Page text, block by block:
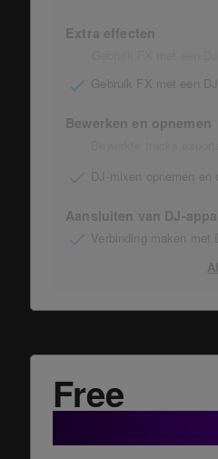
Extra effecten
Gebruik FX met een
Bewerken en opnemen
DJ-mixen opnemen en
Aansluiten van DJ-
Verbinding maken met
Free
+ Cloud